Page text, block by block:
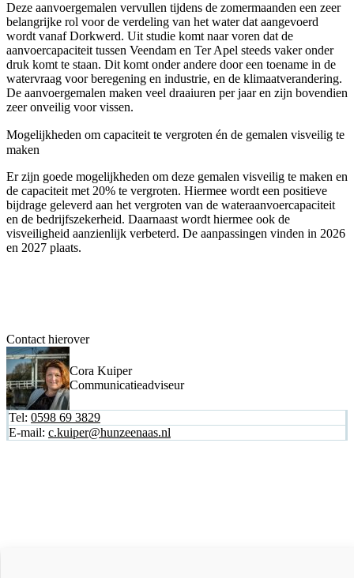
Deze aanvoergemalen vervullen tijdens de zomermaanden een zeer
belangrijke rol voor de verdeling van het water dat aangevoerd
wordt vanaf Dorkwerd. Uit studie komt naar voren dat de
aanvoercapaciteit tussen Veendam en Ter Apel steeds vaker onder
druk komt te staan. Dit komt onder andere door een toename in de
watervraag voor beregening en industrie, en de klimaatverandering.
De aanvoergemalen maken veel draaiuren per jaar en zijn bovendien
zeer onveilig voor vissen.
Mogelijkheden om capaciteit te vergroten én de gemalen visveilig te
maken
Er zijn goede mogelijkheden om deze gemalen visveilig te maken en
de capaciteit met 20% te vergroten. Hiermee wordt een positieve
bijdrage geleverd aan het vergroten van de wateraanvoercapaciteit
en de bedrijfszekerheid. Daarnaast wordt hiermee ook de
visveiligheid aanzienlijk verbeterd. De aanpassingen vinden in 2026
en 2027 plaats.
Contact hierover
Cora Kuiper
Communicatieadviseur
Tel: 0598 69 3829
E-mail: c.kuiper@hunzeenaas.nl